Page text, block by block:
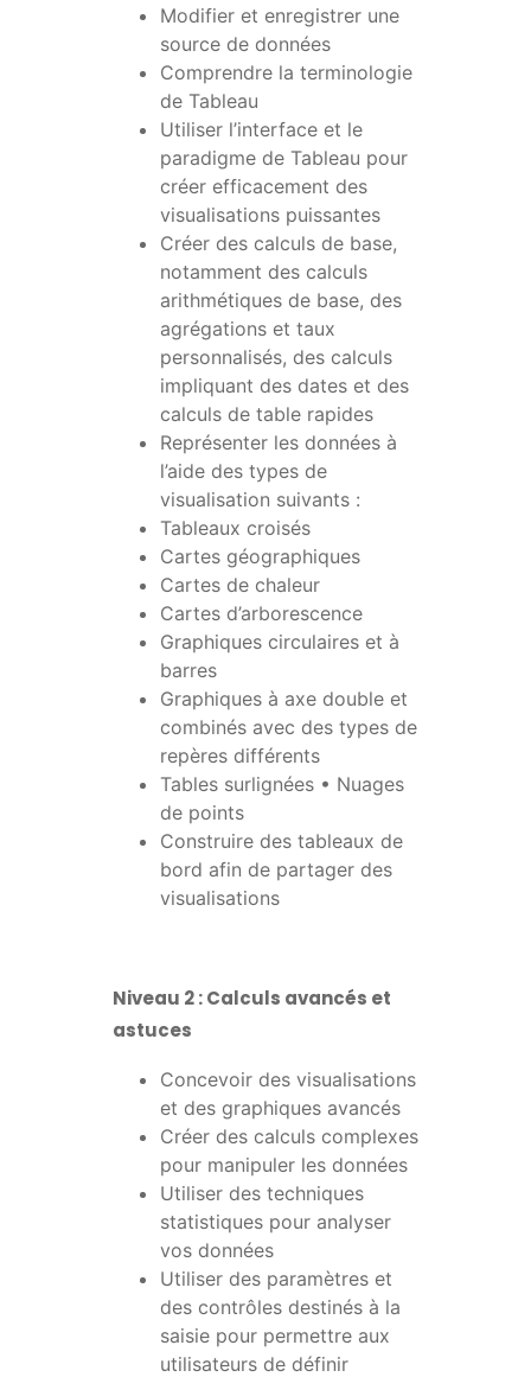
Modifier et enregistrer une
source de données
Comprendre la terminologie
de Tableau
Utiliser l’interface et le
paradigme de Tableau pour
créer efficacement des
visualisations puissantes
Créer des calculs de base,
notamment des calculs
arithmétiques de base, des
agrégations et taux
personnalisés, des calculs
impliquant des dates et des
calculs de table rapides
Représenter les données à
l’aide des types de
visualisation suivants :
Tableaux croisés
Cartes géographiques
Cartes de chaleur
Cartes d’arborescence
Graphiques circulaires et à
barres
Graphiques à axe double et
combinés avec des types de
repères différents
Tables surlignées • Nuages
de points
Construire des tableaux de
bord afin de partager des
visualisations
Niveau 2 : Calculs avancés et
astuces
Concevoir des visualisations
et des graphiques avancés
Créer des calculs complexes
pour manipuler les données
Utiliser des techniques
statistiques pour analyser
vos données
Utiliser des paramètres et
des contrôles destinés à la
saisie pour permettre aux
utilisateurs de définir